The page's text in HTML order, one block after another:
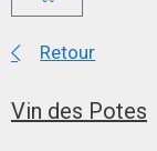
Retour
Vin des Potes